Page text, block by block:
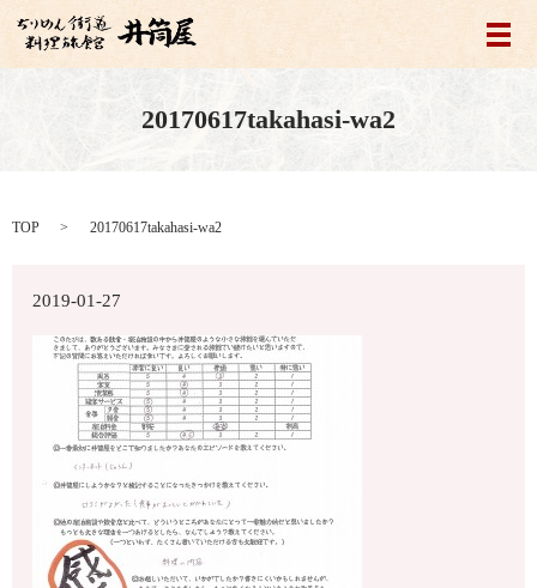
メ
20170617takahasi-wa2
TOP 20170617takahasi-wa2
2019-01-27